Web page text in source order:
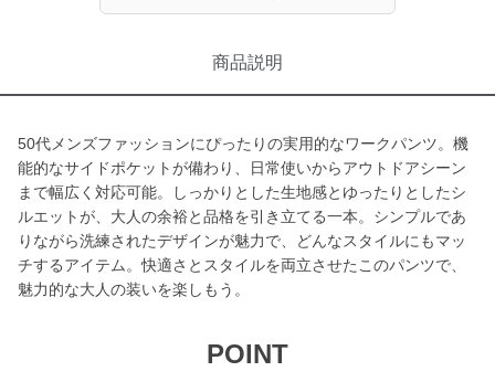
商品説明
50代メンズファッションにぴったりの実用的なワークパンツ。機
能的なサイドポケットが備わり、日常使いからアウトドアシーン
まで幅広く対応可能。しっかりとした生地感とゆったりとしたシ
ルエットが、大人の余裕と品格を引き立てる一本。シンプルであ
りながら洗練されたデザインが魅力で、どんなスタイルにもマッ
チするアイテム。快適さとスタイルを両立させたこのパンツで、
魅力的な大人の装いを楽しもう。
POINT